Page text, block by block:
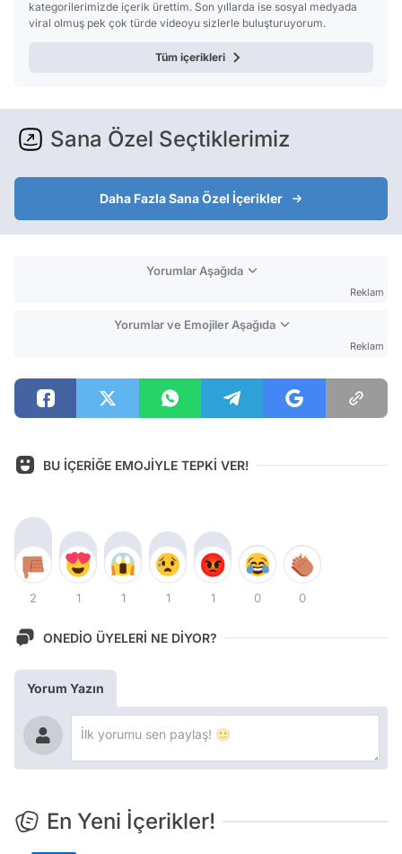
kategorilerimizde içerik ürettim. Son yıllarda ise sosyal medyada
viral olmuş pek çok türde videoyu sizlerle buluşturuyorum.
Tüm içerikleri
Sana Özel Seçtiklerimiz
Daha Fazla Sana Özel İçerikler
Yorumlar Aşağıda
Reklam
Yorumlar ve Emojiler Aşağıda
Reklam
BU İÇERİĞE EMOJİYLE TEPKİ VER!
2 1 1 1 1 0 0
ONEDİO ÜYELERİ NE DİYOR?
Yorum Yazın
En Yeni İçerikler!